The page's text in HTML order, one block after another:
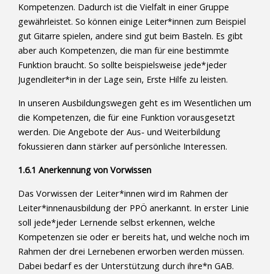
Kompetenzen. Dadurch ist die Vielfalt in einer Gruppe
gewährleistet. So können einige Leiter*innen zum Beispiel
gut Gitarre spielen, andere sind gut beim Basteln. Es gibt
aber auch Kompetenzen, die man für eine bestimmte
Funktion braucht. So sollte beispielsweise jede*jeder
Jugendleiter*in in der Lage sein, Erste Hilfe zu leisten.
In unseren Ausbildungswegen geht es im Wesentlichen um
die Kompetenzen, die für eine Funktion vorausgesetzt
werden. Die Angebote der Aus- und Weiterbildung
fokussieren dann stärker auf persönliche Interessen.
1.6.1 Anerkennung von Vorwissen
Das Vorwissen der Leiter*innen wird im Rahmen der
Leiter*innenausbildung der PPÖ anerkannt. In erster Linie
soll jede*jeder Lernende selbst erkennen, welche
Kompetenzen sie oder er bereits hat, und welche noch im
Rahmen der drei Lernebenen erworben werden müssen.
Dabei bedarf es der Unterstützung durch ihre*n GAB.